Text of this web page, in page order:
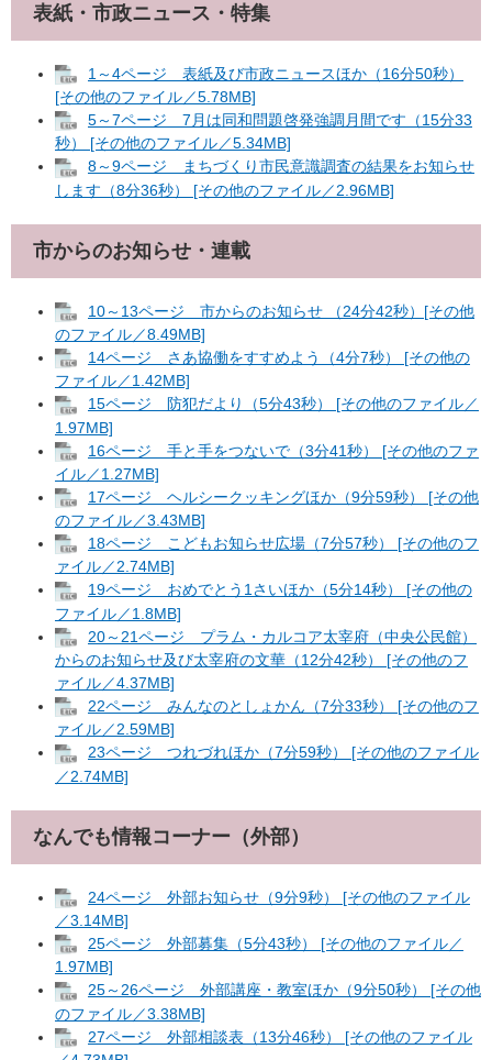
表紙・市政ニュース・特集
1～4ページ 表紙及び市政ニュースほか（16分50秒）
[その他のファイル／5.78MB]
5～7ページ 7月は同和問題啓発強調月間です（15分33
秒） [その他のファイル／5.34MB]
8～9ページ まちづくり市民意識調査の結果をお知らせ
します（8分36秒） [その他のファイル／2.96MB]
市からのお知らせ・連載
10～13ページ 市からのお知らせ （24分42秒）[その他
のファイル／8.49MB]
14ページ さあ協働をすすめよう（4分7秒） [その他の
ファイル／1.42MB]
15ページ 防犯だより（5分43秒） [その他のファイル／
1.97MB]
16ページ 手と手をつないで（3分41秒） [その他のファ
イル／1.27MB]
17ページ ヘルシークッキングほか（9分59秒） [その他
のファイル／3.43MB]
18ページ こどもお知らせ広場（7分57秒） [その他のフ
ァイル／2.74MB]
19ページ おめでとう1さいほか（5分14秒） [その他の
ファイル／1.8MB]
20～21ページ プラム・カルコア太宰府（中央公民館）
からのお知らせ及び太宰府の文華（12分42秒） [その他のフ
ァイル／4.37MB]
22ページ みんなのとしょかん（7分33秒） [その他のフ
ァイル／2.59MB]
23ページ つれづれほか（7分59秒） [その他のファイル
／2.74MB]
なんでも情報コーナー（外部）
24ページ 外部お知らせ（9分9秒） [その他のファイル
／3.14MB]
25ページ 外部募集（5分43秒） [その他のファイル／
1.97MB]
25～26ページ 外部講座・教室ほか（9分50秒） [その他
のファイル／3.38MB]
27ページ 外部相談表（13分46秒） [その他のファイル